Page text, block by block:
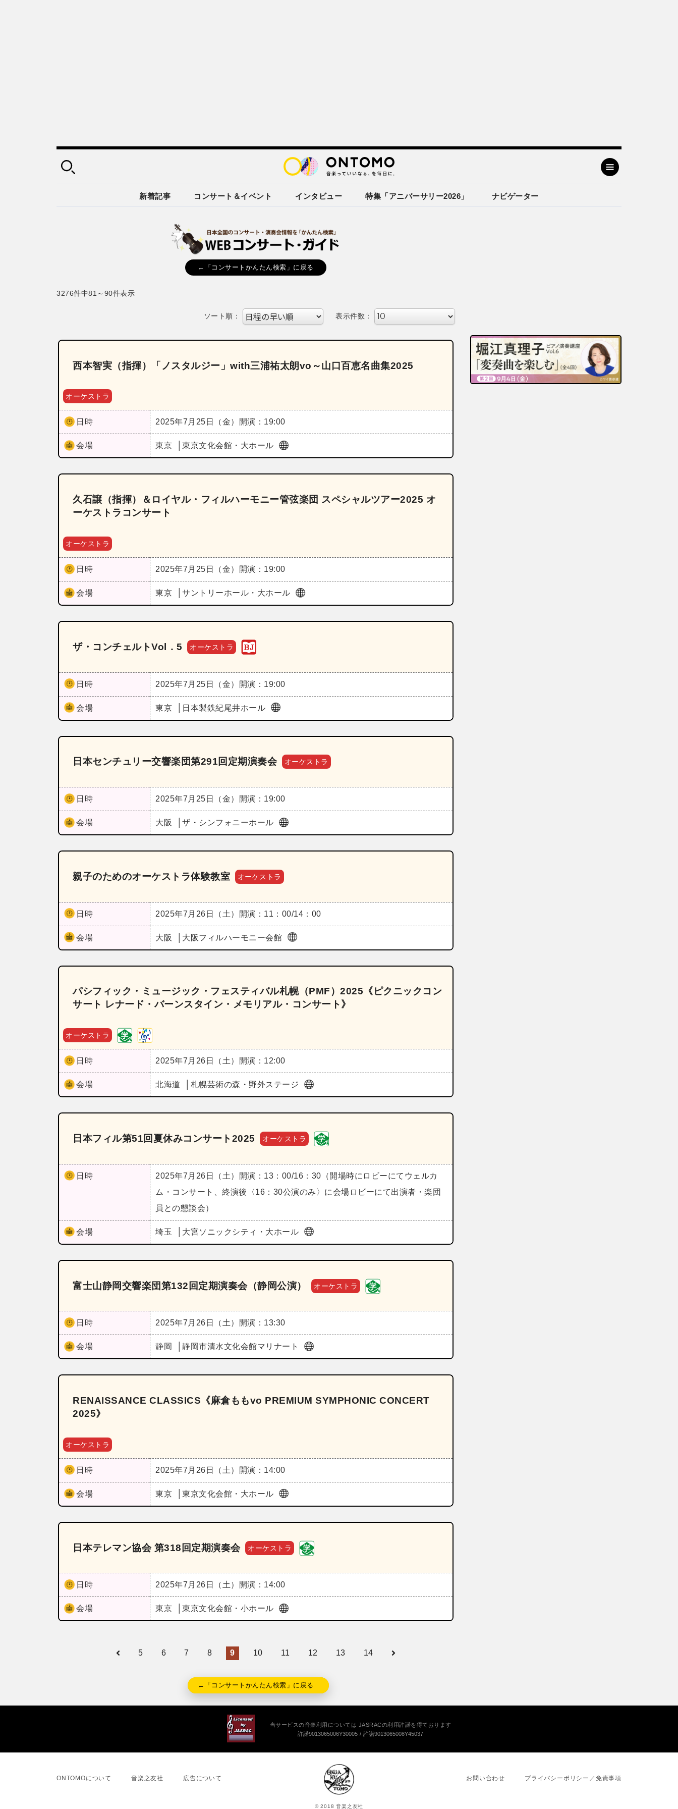
新着記事 コンサート＆イベント インタビュー 特集「アニバーサリー2026」 ナビゲーター
←「コンサートかんたん検索」に戻る
3276件中81～90件表示
ソート順： 表示件数：
西本智実（指揮）「ノスタルジー」with三浦祐太朗vo～山口百恵名曲集2025
オーケストラ
日時 2025年7月25日（金） 開演：19:00
会場 東京 東京文化会館・大ホール
久石譲（指揮）＆ロイヤル・フィルハーモニー管弦楽団 スペシャルツアー2025 オ
ーケストラコンサート
オーケストラ
日時 2025年7月25日（金） 開演：19:00
会場 東京 サントリーホール・大ホール
ザ・コンチェルトVol．5 オーケストラ
日時 2025年7月25日（金） 開演：19:00
会場 東京 日本製鉄紀尾井ホール
日本センチュリー交響楽団第291回定期演奏会 オーケストラ
日時 2025年7月25日（金） 開演：19:00
会場 大阪 ザ・シンフォニーホール
親子のためのオーケストラ体験教室 オーケストラ
日時 2025年7月26日（土） 開演：11：00/14：00
会場 大阪 大阪フィルハーモニー会館
パシフィック・ミュージック・フェスティバル札幌（PMF）2025《ピクニックコン
サート レナード・バーンスタイン・メモリアル・コンサート》
オーケストラ
日時 2025年7月26日（土） 開演：12:00
会場 北海道 札幌芸術の森・野外ステージ
日本フィル第51回夏休みコンサート2025 オーケストラ
日時 2025年7月26日（土）
開演：13：00/16：30（開場時にロビーにてウェルカ
ム・コンサート、終演後〈16：30公演のみ〉に会場ロビーにて出演者・楽団
員との懇談会）
会場 埼玉 大宮ソニックシティ・大ホール
富士山静岡交響楽団第132回定期演奏会（静岡公演） オーケストラ
日時 2025年7月26日（土） 開演：13:30
会場 静岡 静岡市清水文化会館マリナート
RENAISSANCE CLASSICS《麻倉ももvo PREMIUM SYMPHONIC CONCERT
2025》
オーケストラ
日時 2025年7月26日（土） 開演：14:00
会場 東京 東京文化会館・大ホール
日本テレマン協会 第318回定期演奏会 オーケストラ
日時 2025年7月26日（土） 開演：14:00
会場 東京 東京文化会館・小ホール
5 6 7 8 9 10 11 12 13 14
←「コンサートかんたん検索」に戻る
当サービスの音楽利用については JASRACの利用許諾を得ております
許諾9013065006Y30005
許諾9013065008Y45037
ONTOMOについて 音楽之友社 広告について お問い合わせ プライバシーポリシー／免責事項
© 2018 音楽之友社